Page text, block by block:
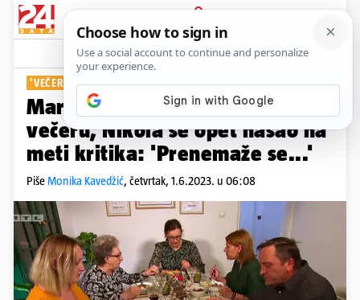
PRIJAVA
Show Komentari
'VEČERA ZA 5 NA SELU'
Martina dobila niz pohvala za
večeru, Nikola se opet našao na
meti kritika: 'Prenemaže se...'
PišeMonika Kavedžić, četvrtak, 1.6.2023. u 06:08